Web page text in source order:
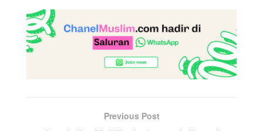
Previous Post